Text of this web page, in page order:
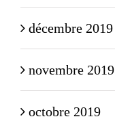
décembre 2019
novembre 2019
octobre 2019